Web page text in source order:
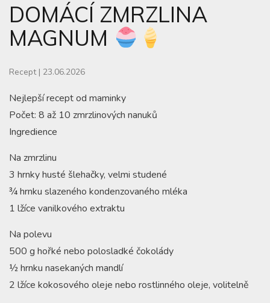
DOMÁCÍ ZMRZLINA
MAGNUM
Recept | 23.06.2026
Nejlepší recept od maminky
Počet: 8 až 10 zmrzlinových nanuků
Ingredience
Na zmrzlinu
3 hrnky husté šlehačky, velmi studené
¾ hrnku slazeného kondenzovaného mléka
1 lžíce vanilkového extraktu
Na polevu
500 g hořké nebo polosladké čokolády
½ hrnku nasekaných mandlí
2 lžíce kokosového oleje nebo rostlinného oleje, volitelně